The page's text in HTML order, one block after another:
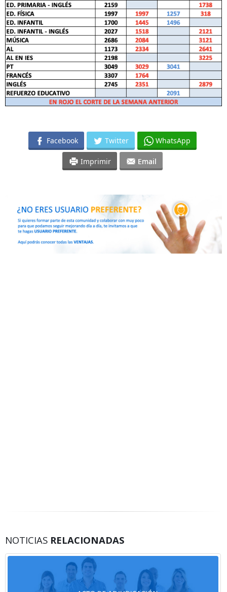
Facebook Twitter WhatsApp
Imprimir Email
NOTICIAS RELACIONADAS